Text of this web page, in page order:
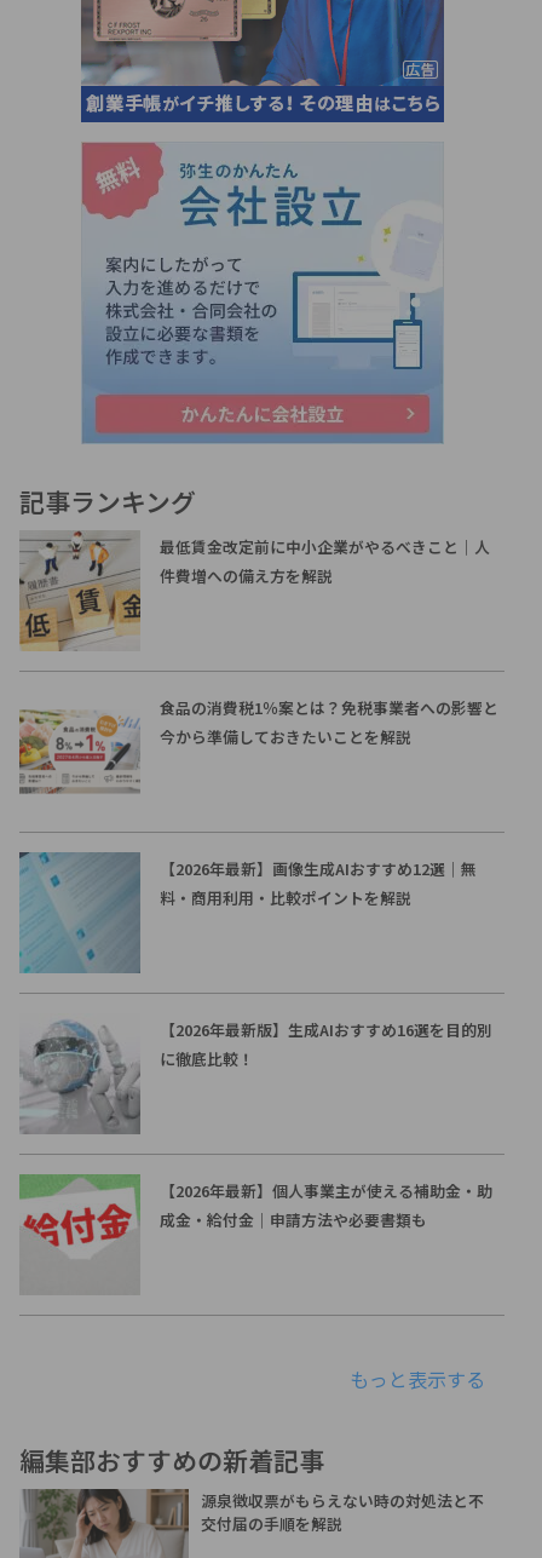
記事ランキング
最低賃金改定前に中小企業がやるべきこと｜人
件費増への備え方を解説
食品の消費税1％案とは？免税事業者への影響と
今から準備しておきたいことを解説
【2026年最新】画像生成AIおすすめ12選｜無
料・商用利用・比較ポイントを解説
【2026年最新版】生成AIおすすめ16選を目的別
に徹底比較！
【2026年最新】個人事業主が使える補助金・助
成金・給付金｜申請方法や必要書類も
もっと表示する
編集部おすすめの新着記事
源泉徴収票がもらえない時の対処法と不
交付届の手順を解説